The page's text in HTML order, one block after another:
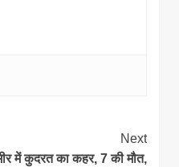
Next
में कुदरत का कहर, 7 की मौत,